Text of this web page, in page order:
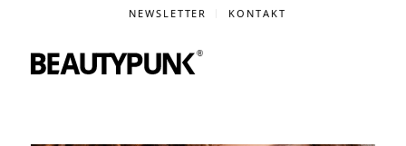
NEWSLETTER KONTAKT